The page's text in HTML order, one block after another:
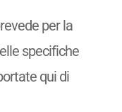
per la
specifiche
qui di